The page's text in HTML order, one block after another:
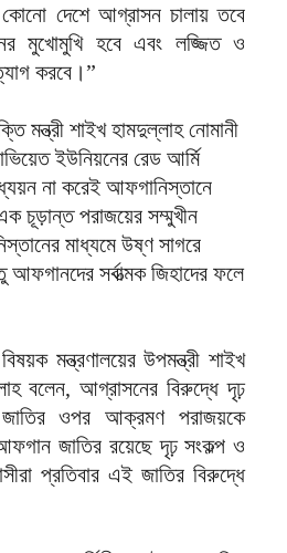
দেশে আগ্রাসন চালায় তবে
মুখোমুখি হবে এবং লজ্জিত ও
করবে।”
মন্ত্রী শাইখ হামদুল্লাহ নোমানী
ইউনিয়নের রেড আর্মি
না করেই আফগানিস্তানে
চূড়ান্ত পরাজয়ের সম্মুখীন
মাধ্যমে উষ্ণ সাগরে
সর্বাত্মক জিহাদের ফলে
মন্ত্রণালয়ের উপমন্ত্রী শাইখ
বলেন, আগ্রাসনের বিরুদ্ধে দৃঢ়
ওপর আক্রমণ পরাজয়কে
জাতির রয়েছে দৃঢ় সংকল্প ও
প্রতিবার এই জাতির বিরুদ্ধে